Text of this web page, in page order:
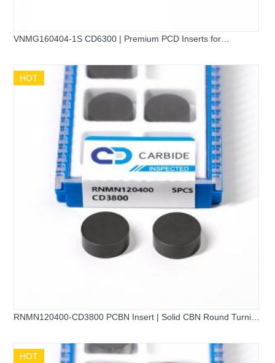
VNMG160404-1S CD6300 | Premium PCD Inserts for
HOT
RNMN120400-CD3800 PCBN Insert | Solid CBN Round Turning
HOT